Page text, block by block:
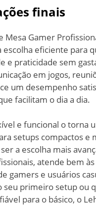
finais
Mesa Gamer
escolha eficiente para
e praticidade sem
em jogos,
um desempenho
facilitam o dia a dia.
e funcional o torna
setups compactos e
a escolha mais
atende bem às
gamers e usuários
seu primeiro setup ou
para o básico, o